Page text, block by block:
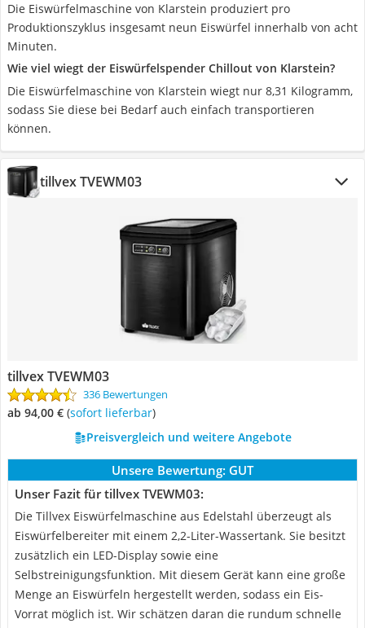
Die Eiswürfelmaschine von Klarstein produziert pro
Produktionszyklus insgesamt neun Eiswürfel innerhalb von acht
Minuten.
Wie viel wiegt der Eiswürfelspender Chillout von Klarstein?
Die Eiswürfelmaschine von Klarstein wiegt nur 8,31 Kilogramm,
sodass Sie diese bei Bedarf auch einfach transportieren
können.
tillvex TVEWM03
tillvex TVEWM03
336 Bewertungen
ab 94,00 € ( Sofort lieferbar)
Preisvergleich und weitere Angebote
Unsere Bewertung: GUT
Unser Fazit für tillvex TVEWM03:
Die Tillvex Eiswürfelmaschine aus Edelstahl überzeugt als
Eiswürfelbereiter mit einem 2,2-Liter-Wassertank. Sie besitzt
zusätzlich ein LED-Display sowie eine
Selbstreinigungsfunktion. Mit diesem Gerät kann eine große
Menge an Eiswürfeln hergestellt werden, sodass ein Eis-
Vorrat möglich ist. Wir schätzen daran die rundum schnelle